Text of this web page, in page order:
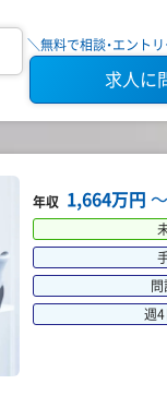
＼無料で相談・エント
求人に
年収 1,664万円 〜
週